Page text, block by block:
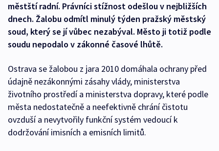
městští radní. Právníci stížnost odešlou v nejbližších
dnech. Žalobu odmítl minulý týden pražský městský
soud, který se jí vůbec nezabýval. Město ji totiž podle
soudu nepodalo v zákonné časové lhůtě.
Ostrava se žalobou z jara 2010 domáhala ochrany před
údajně nezákonnými zásahy vlády, ministerstva
životního prostředí a ministerstva dopravy, které podle
města nedostatečně a neefektivně chrání čistotu
ovzduší a nevytvořily funkční systém vedoucí k
dodržování imisních a emisních limitů.